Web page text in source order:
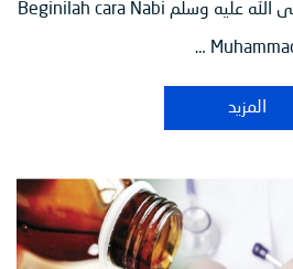
هكذا عاش النبي محمد صلى الله عليه وسلم Beginilah cara Nabi
Muhammad
المزيد